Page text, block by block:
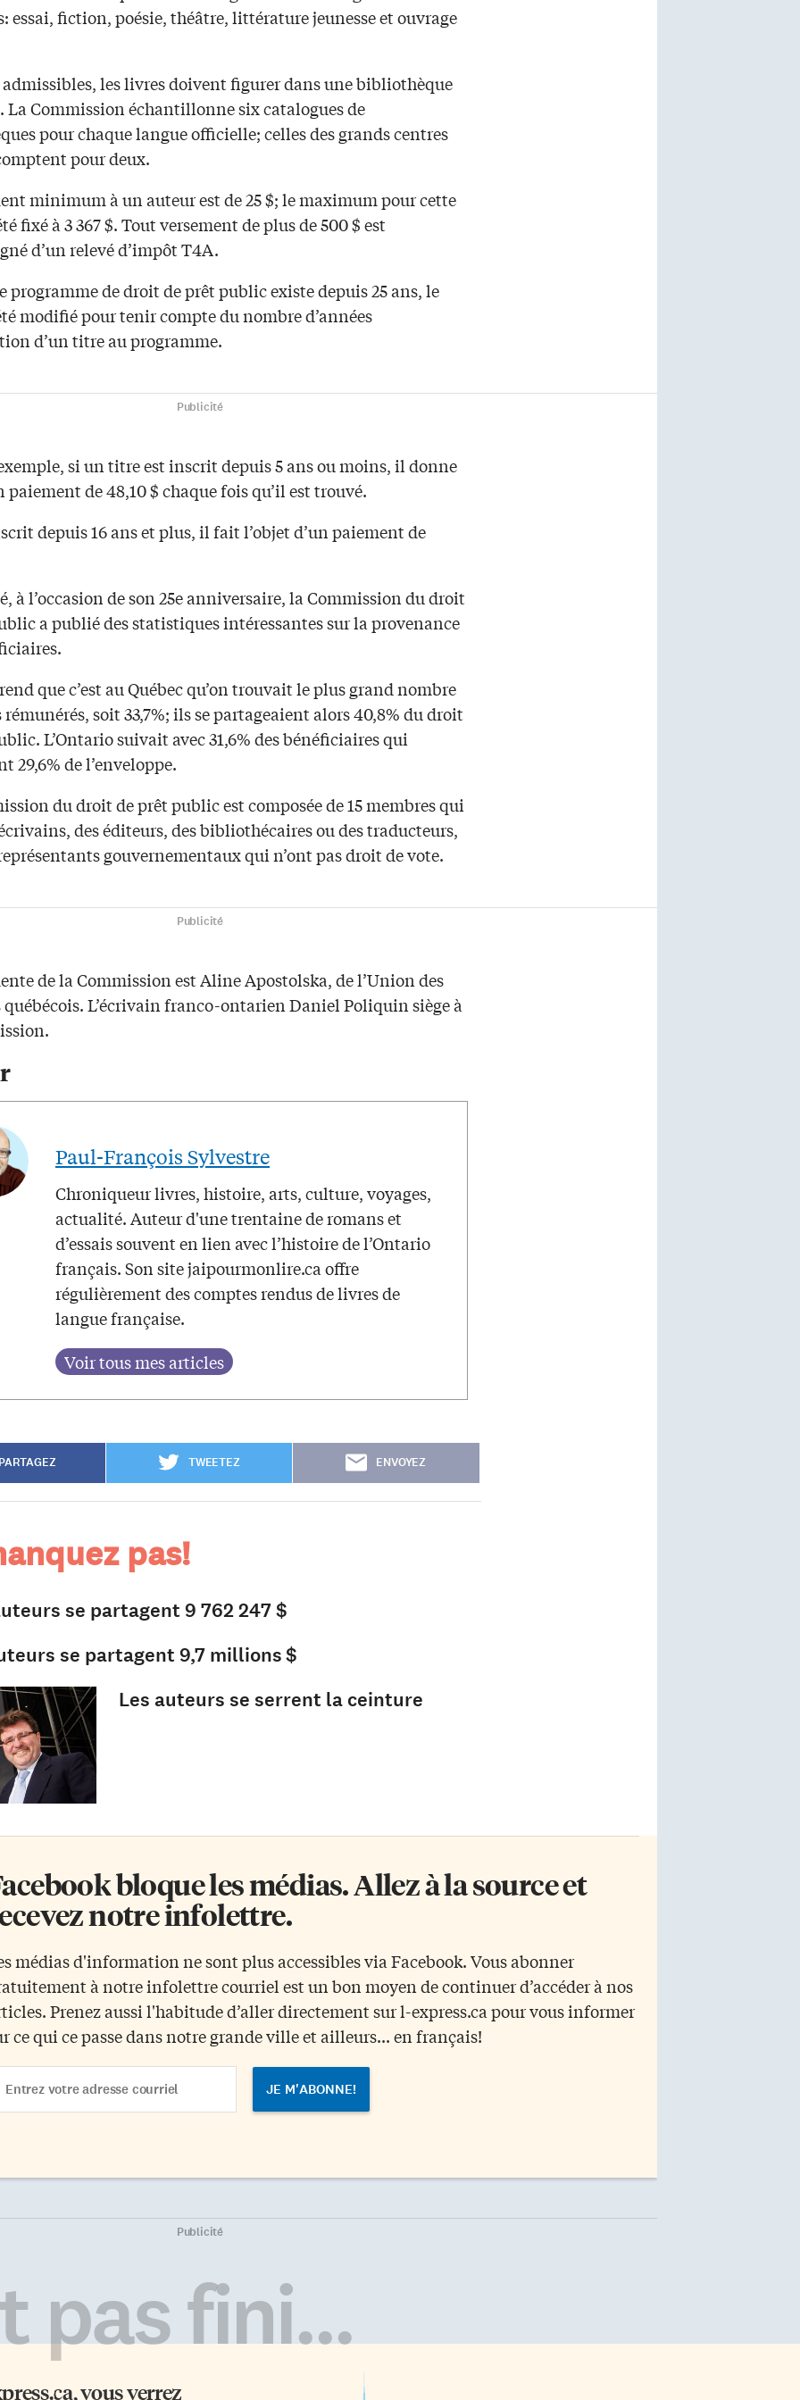
essai, fiction, poésie, théâtre, littérature jeunesse et ouvrage
admissibles, les livres doivent figurer dans une bibliothèque
La Commission échantillonne six catalogues de
pour chaque langue officielle; celles des grands centres
pour deux.
minimum à un auteur est de 25 $; le maximum pour cette
fixé à 3 367 $. Tout versement de plus de 500 $ est
d’un relevé d’impôt T4A.
programme de droit de prêt public existe depuis 25 ans, le
modifié pour tenir compte du nombre d’années
d’un titre au programme.
Publicité
si un titre est inscrit depuis 5 ans ou moins, il donne
de 48,10 $ chaque fois qu’il est trouvé.
depuis 16 ans et plus, il fait l’objet d’un paiement de
à l’occasion de son 25e anniversaire, la Commission du droit
a publié des statistiques intéressantes sur la provenance
que c’est au Québec qu’on trouvait le plus grand nombre
rémunérés, soit 33,7%; ils se partageaient alors 40,8% du droit
L’Ontario suivait avec 31,6% des bénéficiaires qui
29,6% de l’enveloppe.
du droit de prêt public est composée de 15 membres qui
des éditeurs, des bibliothécaires ou des traducteurs,
gouvernementaux qui n’ont pas droit de vote.
Publicité
de la Commission est Aline Apostolska, de l’Union des
L’écrivain franco-ontarien Daniel Poliquin siège à
Paul-François Sylvestre
Chroniqueur livres, histoire, arts, culture, voyages,
actualité. Auteur d'une trentaine de romans et
d’essais souvent en lien avec l’histoire de l’Ontario
français. Son site jaipourmonlire.ca offre
régulièrement des comptes rendus de livres de
langue française.
TWEETEZ ENVOYEZ
pas!
se partagent 9 762 247 $
se partagent 9,7 millions $
Les auteurs se serrent la ceinture
bloque les médias. Allez à la source et
notre infolettre.
médias d'information ne sont plus accessibles via Facebook. Vous abonner
à notre infolettre courriel est un bon moyen de continuer d’accéder à nos
Prenez aussi l'habitude d’aller directement sur l-express.ca pour vous informer
ce qui ce passe dans notre grande ville et ailleurs... en français!
Publicité
pas fini...
, vous verrez